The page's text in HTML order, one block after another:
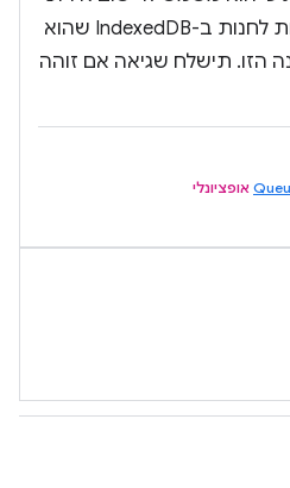
סנכרון ובקשות לחנות ב-IndexedDB שהוא
הזו. תישלח שגיאה אם זוהה
אופציונלי